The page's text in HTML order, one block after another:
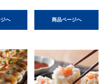
へ 商品ページへ